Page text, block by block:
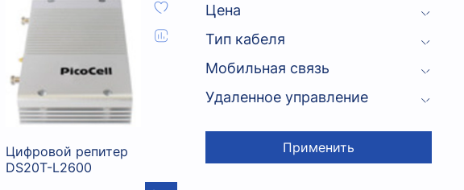
Цифровой репитер
DS20T-L2600
Цена
Тип кабеля
Мобильная связь
Удаленное управление
Применить